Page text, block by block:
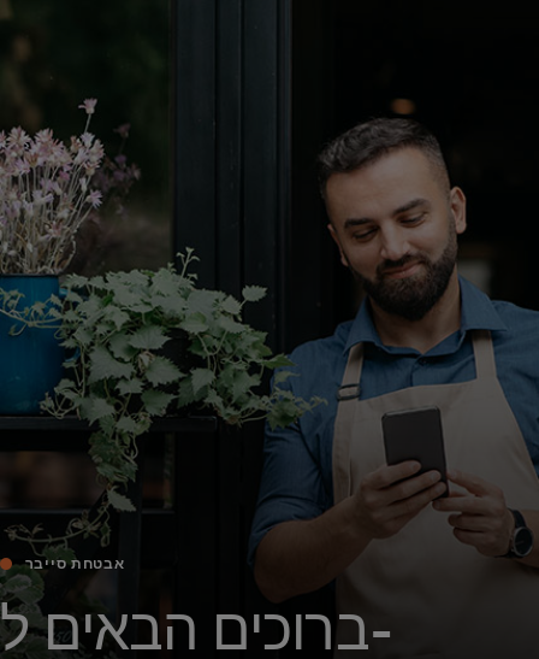
לעסקים
למען העולם
לחדשנים
חדשות ומגמות
אבטחת סייבר
ברוכים הבאים ל-